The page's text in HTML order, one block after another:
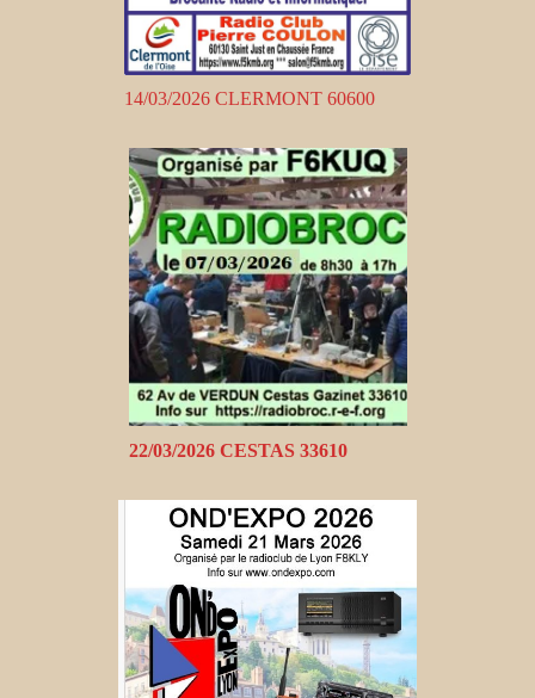
14/03/2026 CLERMONT 60600
22/03/2026 CESTAS 33610